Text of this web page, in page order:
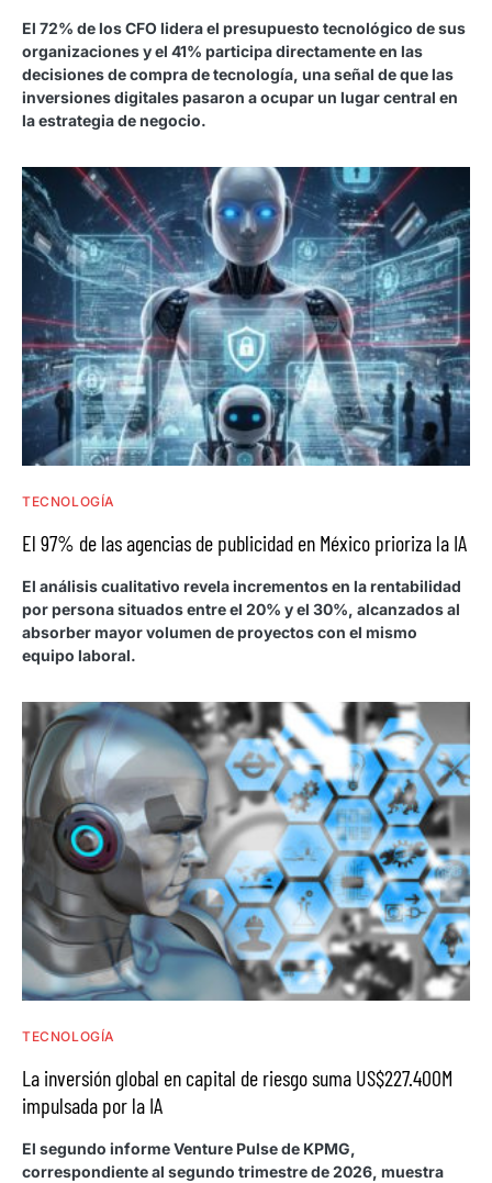
El 72% de los CFO lidera el presupuesto tecnológico de sus
organizaciones y el 41% participa directamente en las
decisiones de compra de tecnología, una señal de que las
inversiones digitales pasaron a ocupar un lugar central en
la estrategia de negocio.
TECNOLOGÍA
El 97% de las agencias de publicidad en México prioriza la IA
El análisis cualitativo revela incrementos en la rentabilidad
por persona situados entre el 20% y el 30%, alcanzados al
absorber mayor volumen de proyectos con el mismo
equipo laboral.
TECNOLOGÍA
La inversión global en capital de riesgo suma US$227.400M
impulsada por la IA
El segundo informe Venture Pulse de KPMG,
correspondiente al segundo trimestre de 2026, muestra